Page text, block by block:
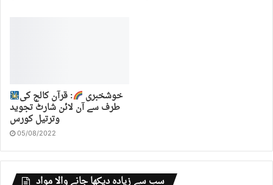
خوشخبری : قرآن کالج کی
طرف سے آن لائن شارٹ تجوید
وترتیل کورس
05/08/2022